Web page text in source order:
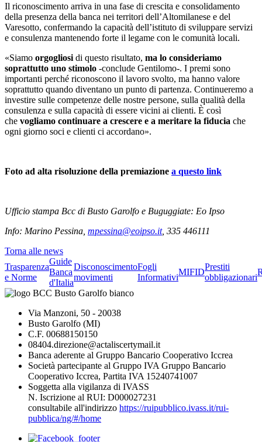
Il riconoscimento arriva in una fase di crescita e consolidamento
della presenza della banca nei territori dell’Altomilanese e del
Varesotto, confermando la capacità dell’istituto di sviluppare servizi
e consulenza mantenendo forte il legame con le comunità locali.
«Siamo orgogliosidi questo risultato, ma lo consideriamo
soprattutto uno stimolo -conclude Gentilomo-. I premi sono
importanti perché riconoscono il lavoro svolto, ma hanno valore
soprattutto quando diventano un punto di partenza. Continueremo a
investire sulle competenze delle nostre persone, sulla qualità della
consulenza e sulla capacità di essere vicini ai clienti. È così
che vogliamo continuare a crescere e a meritare la fiducia che
ogni giorno soci e clienti ci accordano».
Foto ad alta risoluzione della premiazione a questo link
Ufficio stampa Bcc di Busto Garolfo e Buguggiate: Eo Ipso
Info: Marino Pessina, mpessina@eoipso.it, 335 446111
Torna alle news
Trasparenza
e Norme
Guide
Banca
d'Italia
Disconoscimento
movimenti
Fogli
Informativi
MIFID
Prestiti
obbligazionari
Via Manzoni, 50 - 20038
Busto Garolfo (MI)
C.F. 00688150150
08404.direzione@actaliscertymail.it
Banca aderente al Gruppo Bancario Cooperativo Iccrea
Società partecipante al Gruppo IVA Gruppo Bancario
Cooperativo Iccrea, Partita IVA 15240741007
Soggetta alla vigilanza di IVASS
N. Iscrizione al RUI: D000027231
consultabile all'indirizzo https://ruipubblico.ivass.it/rui-
pubblica/ng/#/home